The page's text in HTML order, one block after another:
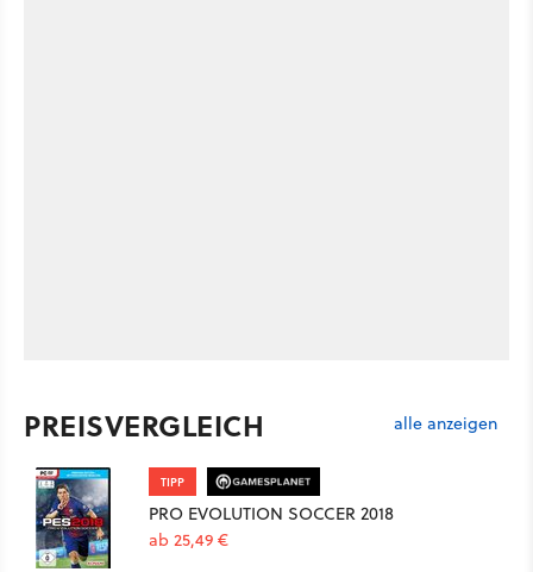
PREISVERGLEICH alle anzeigen
TIPP
PRO EVOLUTION SOCCER 2018
ab 25,49 €